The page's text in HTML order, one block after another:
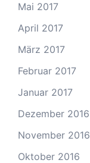
Mai 2017
April 2017
März 2017
Februar 2017
Januar 2017
Dezember 2016
November 2016
Oktober 2016